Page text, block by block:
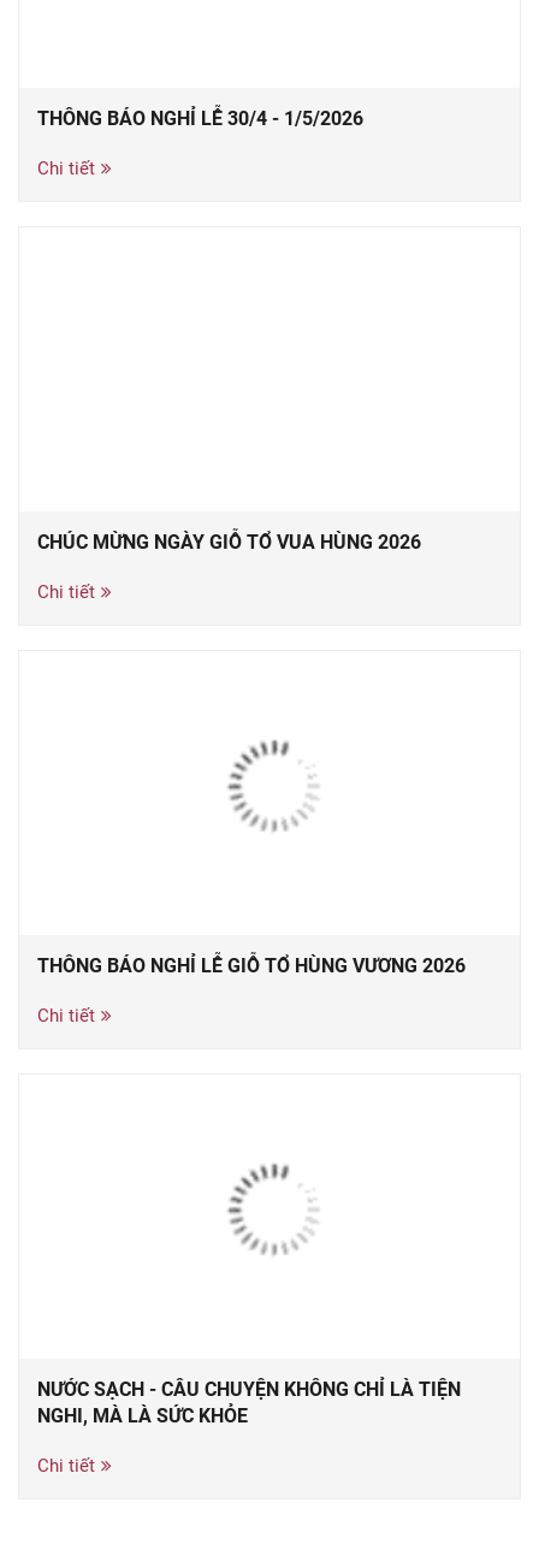
THÔNG BÁO NGHỈ LỄ 30/4 - 1/5/2026
Chi tiết
CHÚC MỪNG NGÀY GIỖ TỔ VUA HÙNG 2026
Chi tiết
THÔNG BÁO NGHỈ LỄ GIỖ TỔ HÙNG VƯƠNG 2026
Chi tiết
NƯỚC SẠCH - CÂU CHUYỆN KHÔNG CHỈ LÀ TIỆN
NGHI, MÀ LÀ SỨC KHỎE
Chi tiết